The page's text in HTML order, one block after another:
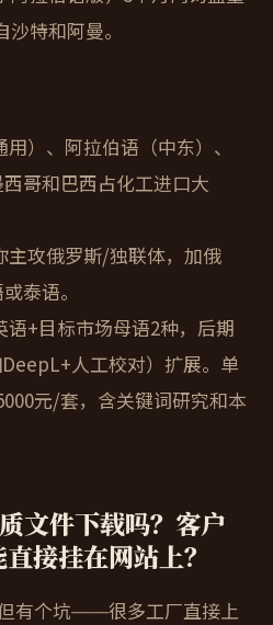
特和阿曼。
）、阿拉伯语（中东）、
哥和巴西占化工进口大
主攻俄罗斯/独联体，加俄
泰语。
语+目标市场母语2种，后期
人工校对）扩展。单
元/套，含关键词研究和本
文件下载吗？客户
接挂在网站上？
有个坑——很多工厂直接上